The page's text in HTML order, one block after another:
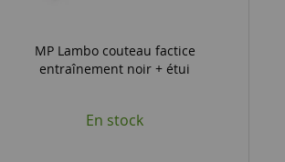
MP Lambo couteau factice
entraînement noir + étui
En stock